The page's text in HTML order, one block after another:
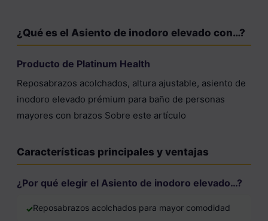
¿Qué es el Asiento de inodoro elevado con…?
Producto de Platinum Health
Reposabrazos acolchados, altura ajustable, asiento de
inodoro elevado prémium para baño de personas
mayores con brazos Sobre este artículo
Características principales y ventajas
¿Por qué elegir el Asiento de inodoro elevado…?
Reposabrazos acolchados para mayor comodidad